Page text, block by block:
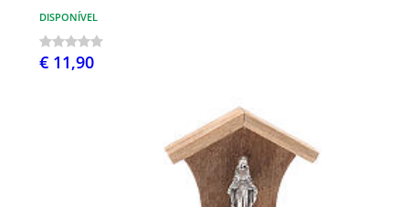
DISPONÍVEL
€ 11,90